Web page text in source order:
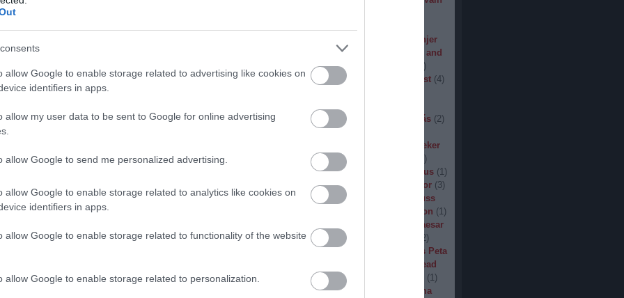
allow Google to enable storage related to advertising like cookies on
identifiers in apps.
allow my user data to be sent to Google for online advertising
allow Google to send me personalized advertising.
allow Google to enable storage related to analytics like cookies on
identifiers in apps.
allow Google to enable storage related to functionality of the website
allow Google to enable storage related to personalization.
Jinjer
Johnny in the Jungle
John Diva and
the Rockets of Love
)
Jónás Tamás
1) Jucifer Judas Priest (4)
Karma To Burn
( Karst Kátai Tamás (2)
Kingseeker
King Diamond 1)
)
Kissin Dynamite (1) Kobra and the Lotus (1)
Krallice (1) Kreator (3)
Krisz (1) Kvelertak 2
Kyuss
League of Distortion (1)
Little Caesar
(1) Lividity 1 Lizzies 2)
Lukács Peta
Machine Head
Madder Mortem (1)
(2) Maggot Heart
Magma